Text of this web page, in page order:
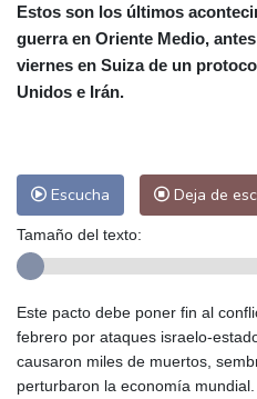
Alicante
32 °C
Málaga
32 °C
Las Palmas de Gran Canaria
San José
39 °C
Panama City
29 °C
Estos son los últimos
guerra en Oriente Medio,
viernes en Suiza de un
Unidos e Irán.
Escucha Deja de
Tamaño del texto:
Este pacto debe poner fin al
febrero por ataques israelo-
causaron miles de muertos,
perturbaron la economía mundial.